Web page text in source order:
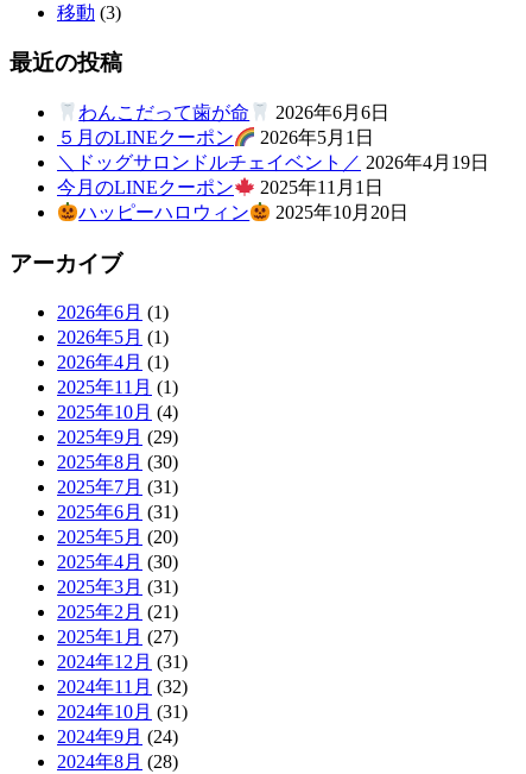
移動 (3)
最近の投稿
わんこだって歯が命
2026年6月6日
５月のLINEクーポン
2026年5月1日
＼ドッグサロンドルチェイベント／ 2026年4月19日
今月のLINEクーポン
2025年11月1日
ハッピーハロウィン
2025年10月20日
アーカイブ
2026年6月 (1)
2026年5月 (1)
2026年4月 (1)
2025年11月 (1)
2025年10月 (4)
2025年9月 (29)
2025年8月 (30)
2025年7月 (31)
2025年6月 (31)
2025年5月 (20)
2025年4月 (30)
2025年3月 (31)
2025年2月 (21)
2025年1月 (27)
2024年12月 (31)
2024年11月 (32)
2024年10月 (31)
2024年9月 (24)
2024年8月 (28)